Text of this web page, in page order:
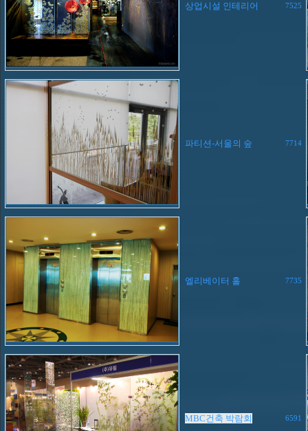
상업시설 인테리어 7525
파티션-서울의 숲 7714
엘리베이터 홀 7735
MBC건축 박람회 6591